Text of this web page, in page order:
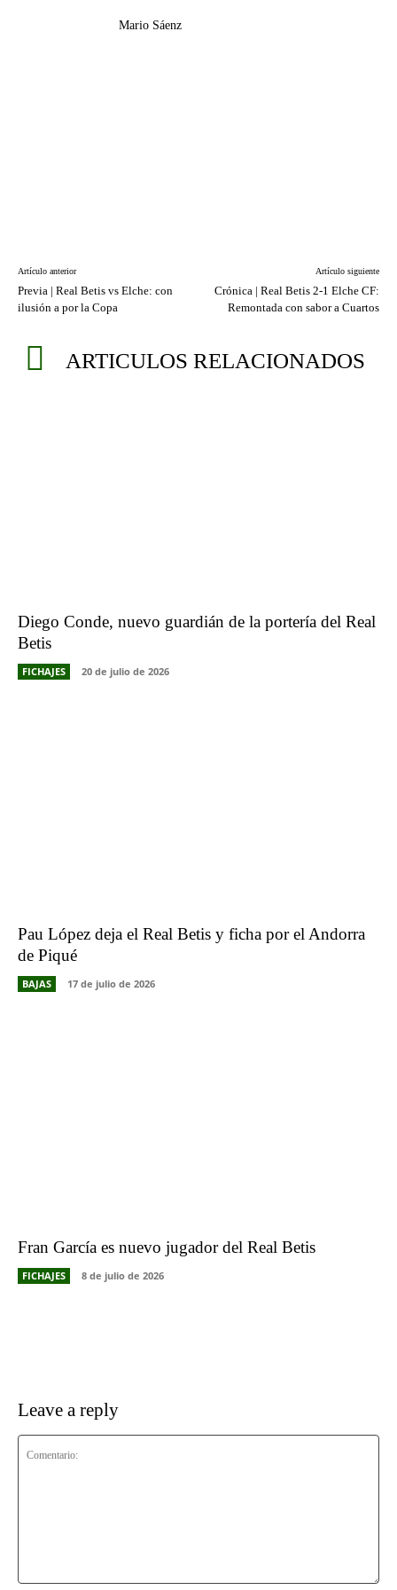
Mario Sáenz
Artículo anterior
Previa | Real Betis vs Elche: con
ilusión a por la Copa
Artículo siguiente
Crónica | Real Betis 2-1 Elche CF:
Remontada con sabor a Cuartos
ARTICULOS RELACIONADOS
Diego Conde, nuevo guardián de la portería del Real
Betis
FICHAJES 20 de julio de 2026
Pau López deja el Real Betis y ficha por el Andorra
de Piqué
BAJAS 17 de julio de 2026
Fran García es nuevo jugador del Real Betis
FICHAJES 8 de julio de 2026
Leave a reply